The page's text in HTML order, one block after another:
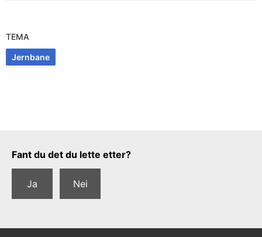
TEMA
Jernbane
Tilbakemeldingsskjema
Fant du det du lette etter?
Ja Nei